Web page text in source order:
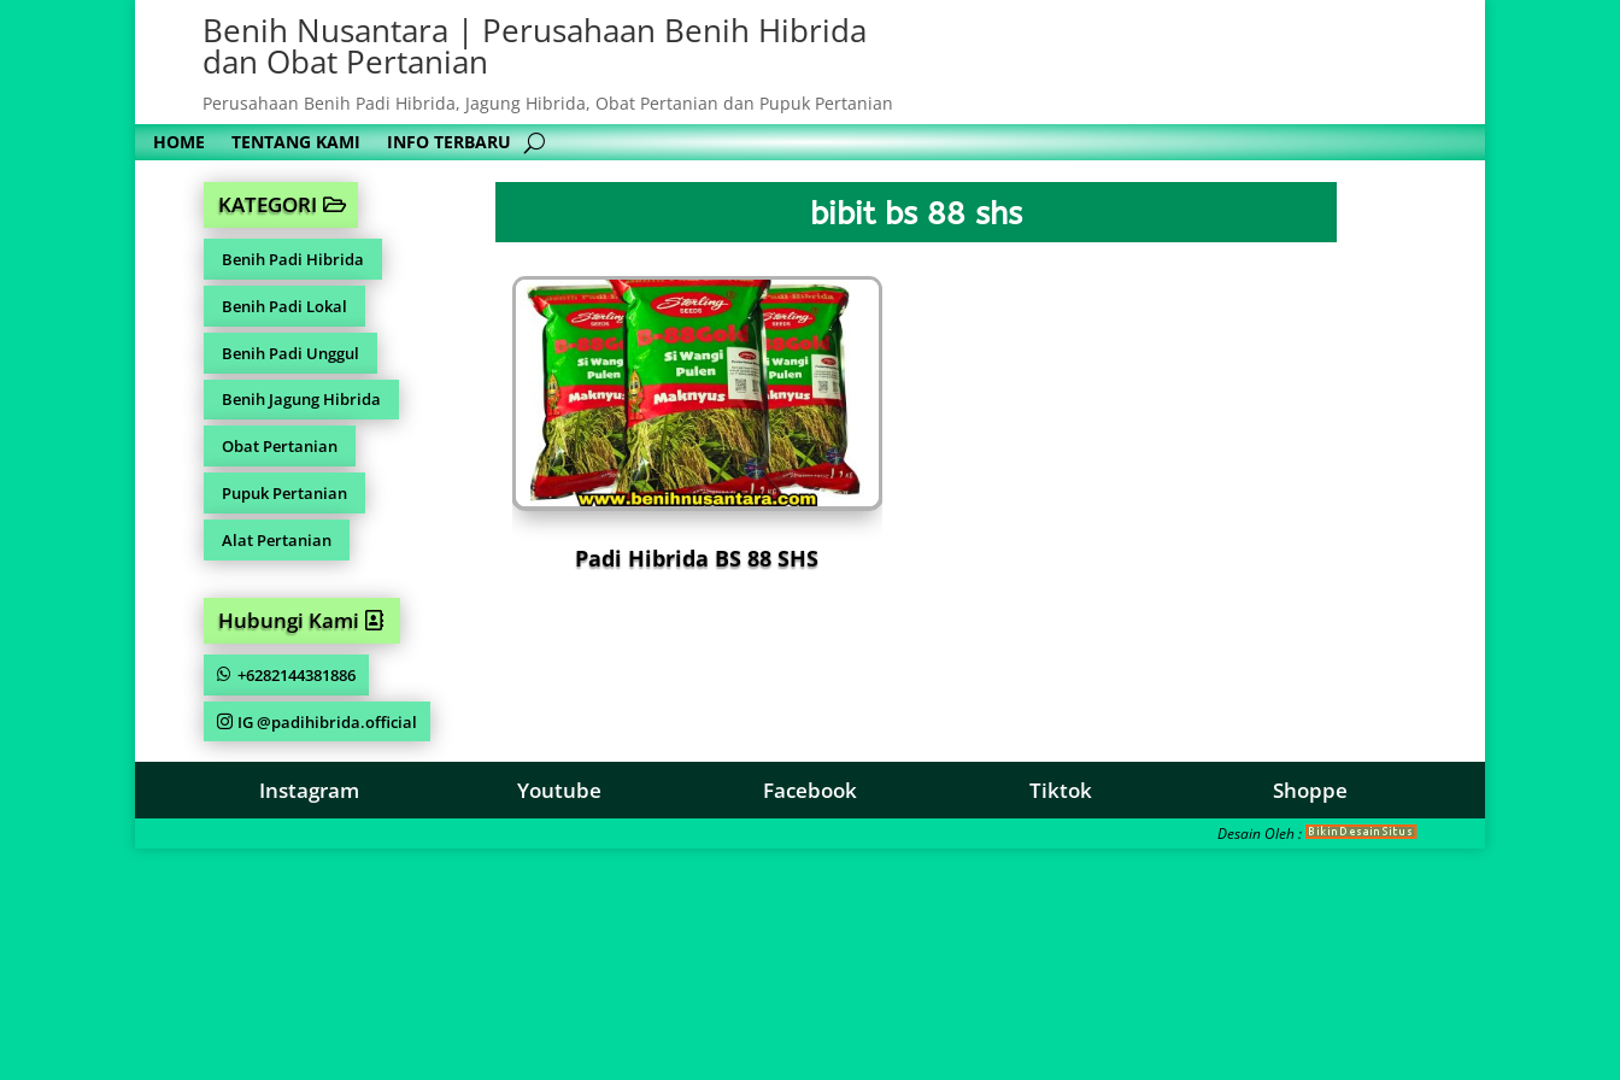
Benih Nusantara | Perusahaan Benih Hibrida
dan Obat Pertanian
Perusahaan Benih Padi Hibrida, Jagung Hibrida, Obat Pertanian dan Pupuk Pertanian
HOME
TENTANG KAMI INFO TERBARU
KATEGORI
Benih Padi Hibrida
Benih Padi Lokal
Benih Padi Unggul
Benih Jagung Hibrida
Obat Pertanian
Pupuk Pertanian
Alat Pertanian
Hubungi Kami
+6282144381886
IG @padihibrida.official
bibit bs 88 shs
Padi Hibrida BS 88 SHS
Instagram Youtube Facebook Tiktok Shoppe
Desain Oleh :